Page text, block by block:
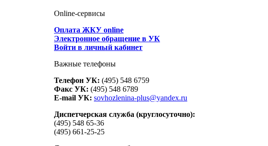
Online-сервисы
Оплата ЖКУ online
Электронное обращение в УК
Войти в личный кабинет
Важные телефоны
Телефон УК: (495) 548 6759
Факс УК: (495) 548 6789
E-mail УК: sovhozlenina-plus@yandex.ru
Диспетчерская служба (круглосуточно):
(495) 548 65-36
(495) 661-25-25